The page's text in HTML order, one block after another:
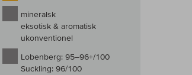
mineralsk
eksotisk & aromatisk
ukonventionel
Lobenberg: 95–96+/100
Suckling: 96/100